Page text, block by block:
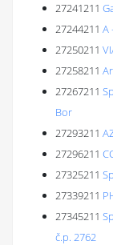
27241211
27244211 A
27250211
27258211
27267211
Bor
27293211
27296211
27325211
27339211
27345211
č.p. 2762